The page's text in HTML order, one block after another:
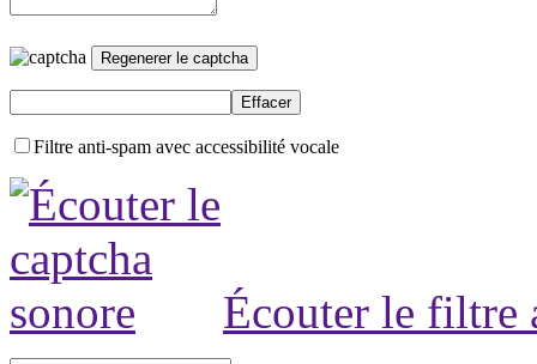
Filtre anti-spam avec accessibilité vocale
Écouter le filtre